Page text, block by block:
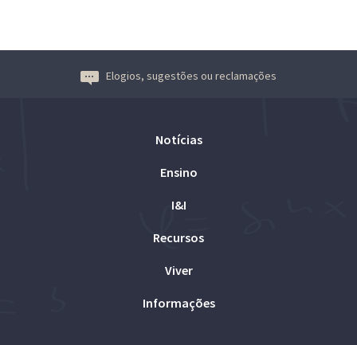
Elogios, sugestões ou reclamações
Notícias
Ensino
I&I
Recursos
Viver
Informações